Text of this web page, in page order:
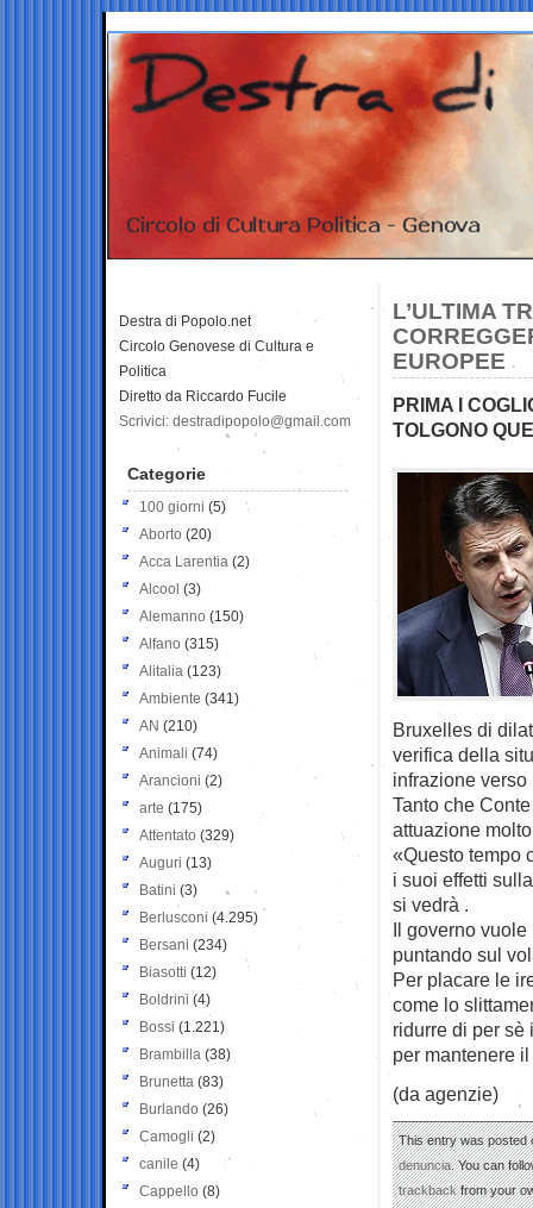
L’ULTIMA
EUROPEE
PRIMA I
TOLGONO
Bruxelles di
verifica della
infrazione
Tanto che
attuazione
«Questo tempo
i suoi effetti
si vedrà .
Il governo
puntando sul
Per placare le
come lo
ridurre di per sè
per mantenere
(da agenzie)
This entry was posted
denuncia. You can
trackbackfrom your
Destra di Popolo.net
Circolo Genovese di Cultura e
Politica
Diretto da Riccardo Fucile
Scrivici: destradipopolo@gmail.com
Categorie
100 giorni (5)
Aborto (20)
Acca Larentia (2)
Alcool (3)
Alemanno (150)
Alfano (315)
Alitalia (123)
Ambiente (341)
AN (210)
Animali (74)
Arancioni (2)
arte (175)
Attentato (329)
Auguri (13)
Batini (3)
Berlusconi (4.295)
Bersani (234)
Biasotti (12)
Boldrini (4)
Bossi (1.221)
Brambilla (38)
Brunetta (83)
Burlando (26)
Camogli (2)
canile (4)
Cappello (8)